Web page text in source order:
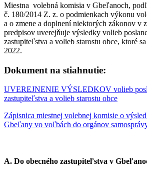
Miestna volebná komisia v Gbeľanoch,
č. 180/2014 Z. z. o podmienkach výkonu
a o zmene a doplnení niektorých zákonov v
predpisov uverejňuje výsledky volieb
zastupiteľstva a volieb starostu obce, ktoré
2022.
Dokument na stiahnutie:
UVEREJNENIE VÝSLEDKOV volieb
zastupiteľstva a volieb starostu obce
Zápisnica miestnej volebnej komisie o
Gbeľany vo voľbách do orgánov
A. Do obecného zastupiteľstva v